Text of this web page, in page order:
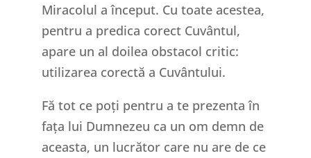
Miracolul a început. Cu toate acestea,
pentru a predica corect Cuvântul,
apare un al doilea obstacol critic:
utilizarea corectă a Cuvântului.
Fă tot ce poți pentru a te prezenta în
fața lui Dumnezeu ca un om demn de
aceasta, un lucrător care nu are de ce